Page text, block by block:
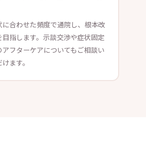
に合わせた頻度で通院し、根本改
目指します。示談交渉や症状固定
アフターケアについてもご相談い
ます。